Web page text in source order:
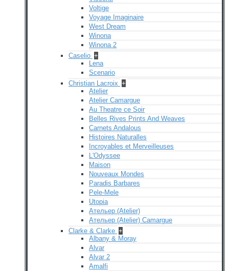
Voltige
Voyage Imaginaire
West Dream
Winona
Winona 2
Caselio +
Lena
Scenario
Christian Lacroix +
Atelier
Atelier Camargue
Au Theatre ce Soir
Belles Rives Prints And Weaves
Carnets Andalous
Histoires Naturalles
Incroyables et Merveilleuses
L'Odyssee
Maison
Nouveaux Mondes
Paradis Barbares
Pele-Mele
Utopia
Ательер (Atelier)
Ательер (Atelier) Camargue
Clarke & Clarke +
Albany & Moray
Alvar
Alvar 2
Amalfi